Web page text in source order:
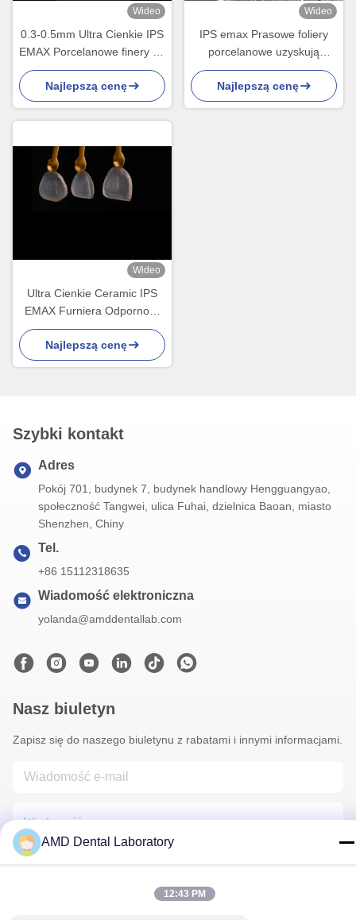
Wideo
0.3-0.5mm Ultra Cienkie IPS
EMAX Porcelanowe finery do
estetycznego makijażu
uśmiechu
Najlepszą cenę
Wideo
IPS emax Prasowe foliery
porcelanowe uzyskują
naturalny i promienny
uśmiech
Najlepszą cenę
Wideo
Ultra Cienkie Ceramic IPS
EMAX Furniera Odporność
na plamy dla restauracji
estetycznych
Najlepszą cenę
Szybki kontakt
Adres
Pokój 701, budynek 7, budynek handlowy Hengguangyao,
społeczność Tangwei, ulica Fuhai, dzielnica Baoan, miasto
Shenzhen, Chiny
Tel.
+86 15112318635
Wiadomość elektroniczna
yolanda@amddentallab.com
Nasz biuletyn
Zapisz się do naszego biuletynu z rabatami i innymi informacjami.
AMD Dental Laboratory
12:43 PM